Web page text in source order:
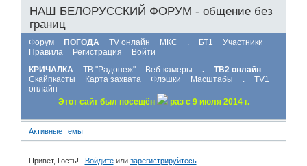
НАШ БЕЛОРУССКИЙ ФОРУМ - общение без
границ
Форум ПОГОДА TV онлайн МКС . БТ1
Участники
Правила
Регистрация
Войти
КРИЧАЛКА
ТВ "Радонеж" Веб-камеры .
ТВ2 онлайн
Скайпкасты
Карта захвата Флэшки Масштабы .
TV1
онлайн
Этот сайт был посещён
раз с 9 июля 2014 г.
Активные темы
Привет, Гость! Войдитеили зарегистрируйтесь.